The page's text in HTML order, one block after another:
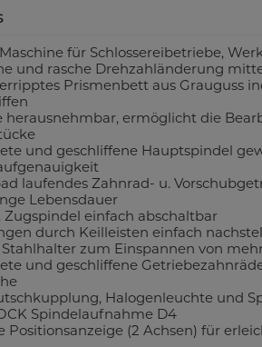
für Schlossereibetriebe,
und rasche Drehzahländerung
Prismenbett aus Grauguss
herausnehmbar, ermöglicht die
und geschliffene Hauptspindel
laufendes Zahnrad- u.
Lebensdauer
Zugspindel einfach abschaltbar
durch Keilleisten einfach
zum Einspannen von
und geschliffene
Halogenleuchte und
Spindelaufnahme D4
Positionsanzeige (2 Achsen) für